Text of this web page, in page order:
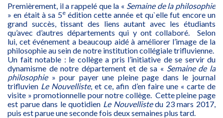
Premièrement, il a rappelé que la « Semaine de la philosophie
» en était à sa 5eédition cette année et qu`elle fut encore un
grand succès, tissant des liens autant avec les étudiants
qu’avec d’autres départements qui y ont collaboré. Selon
lui, cet événement a beaucoup aidé à améliorer l’image de la
philosophie au sein de notre institution collégiale trifluvienne.
Un fait notable : le collège a pris l’initiative de se servir du
dynamisme de notre département et de sa « Semaine de la
philosophie» pour payer une pleine page dans le journal
trifluvien Le Nouvelliste, et ce, afin d’en faire une « carte de
visite » promotionnelle pour notre collège. Cette pleine page
est parue dans le quotidien Le Nouvellistedu 23 mars 2017,
puis est parue une seconde fois deux semaines plus tard.